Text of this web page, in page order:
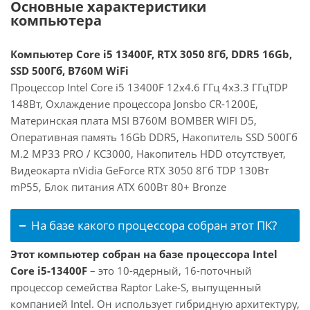
Основные характеристики
компьютера
Компьютер Core i5 13400F, RTX 3050 8Гб, DDR5 16Gb,
SSD 500Гб, B760M WiFi
Процессор Intel Core i5 13400F 12x4.6 ГГц 4x3.3 ГГцTDP
148Вт, Охлаждение процессора Jonsbo CR-1200E,
Материнская плата MSI B760M BOMBER WIFI D5,
Оперативная память 16Gb DDR5, Накопитель SSD 500Гб
M.2 MP33 PRO / KC3000, Накопитель HDD отсутствует,
Видеокарта nVidia GeForce RTX 3050 8Гб TDP 130Вт
mP55, Блок питания ATX 600Вт 80+ Bronze
На базе какого процессора собран этот ПК?
Этот компьютер собран на базе процессора Intel
Core i5-13400F – это 10-ядерный, 16-поточный
процессор семейства Raptor Lake-S, выпущенный
компанией Intel. Он использует гибридную архитектуру,